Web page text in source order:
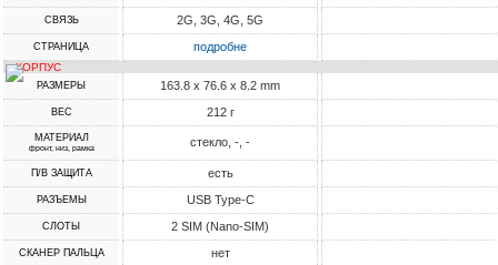
СВЯЗЬ 2G, 3G, 4G, 5G
СТРАНИЦА подробне
КОРПУС
РАЗМЕРЫ 163.8 x 76.6 x 8.2 mm
ВЕС 212 г
МАТЕРИАЛ
фронт, низ, рамка стекло, -, -
П/В ЗАЩИТА есть
РАЗЪЕМЫ USB Type-C
СЛОТЫ 2 SIM (Nano-SIM)
СКАНЕР ПАЛЬЦА нет